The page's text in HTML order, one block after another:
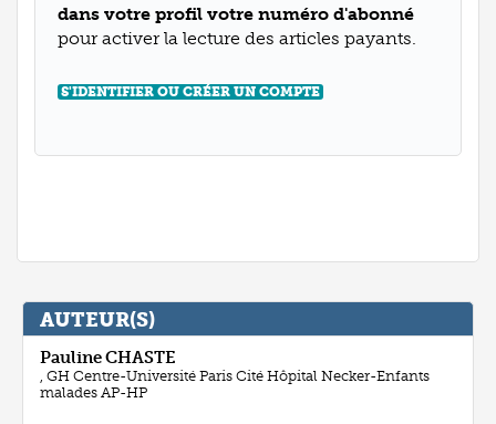
dans votre profil votre numéro d'abonné
pour activer la lecture des articles payants.
S'IDENTIFIER OU CRÉER UN COMPTE
AUTEUR(S)
PaulineCHASTE
, GH Centre-Université Paris Cité Hôpital Necker-Enfants
malades AP-HP